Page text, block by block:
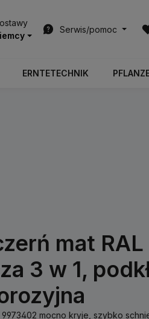
Serwis/pomoc
ERNTETECHNIK
mat
3 w 1,
9973402 mocno kryje, szybko